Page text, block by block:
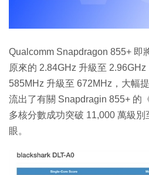
Qualcomm Snapdragon 855+ 即
原來的 2.84GHz 升級至
585MHz 升級至 672MHz，大幅
流出了有關 Snapdragin 855+ 的
多核分數成功突破 11,000 萬級
眼。